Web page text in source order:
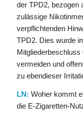
der TPD2, bezogen
zulässige
verpflichtenden
TPD2. Dies wurde
vermeiden und
zu ebendieser
LN: Woher kommt
die E-Zigaretten-